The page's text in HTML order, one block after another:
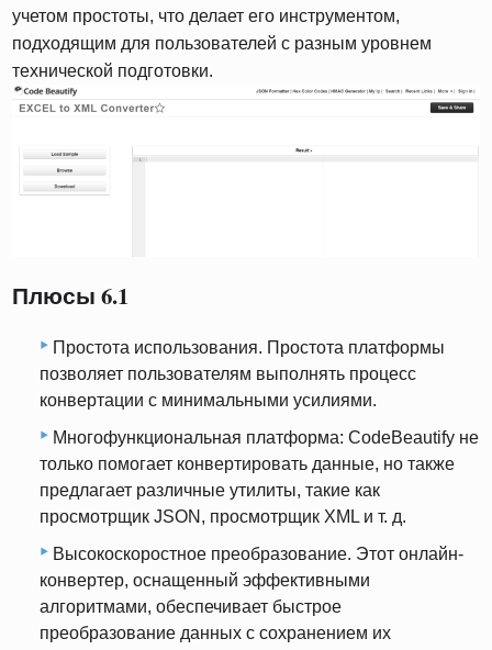
учетом простоты, что делает его инструментом,
подходящим для пользователей с разным уровнем
технической подготовки.
Плюсы 6.1
Простота использования. Простота платформы
позволяет пользователям выполнять процесс
конвертации с минимальными усилиями.
Многофункциональная платформа: CodeBeautify не
только помогает конвертировать данные, но также
предлагает различные утилиты, такие как
просмотрщик JSON, просмотрщик XML и т. д.
Высокоскоростное преобразование. Этот онлайн-
конвертер, оснащенный эффективными
алгоритмами, обеспечивает быстрое
преобразование данных с сохранением их